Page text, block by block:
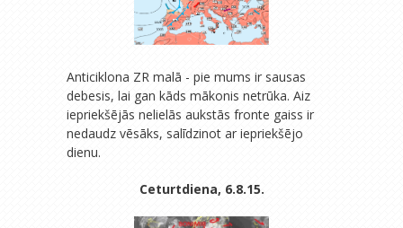
Anticiklona ZR malā - pie mums ir sausas
debesis, lai gan kāds mākonis netrūka. Aiz
iepriekšējās nelielās aukstās fronte gaiss ir
nedaudz vēsāks, salīdzinot ar iepriekšējo
dienu.
Ceturtdiena, 6.8.15.